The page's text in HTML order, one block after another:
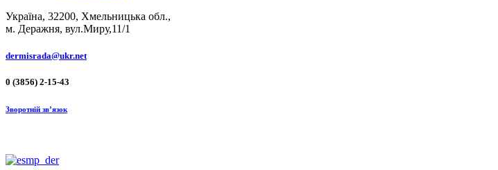
Україна, 32200, Хмельницька обл.,
м. Деражня, вул.Миру,11/1
dermisrada@ukr.net
0 (3856) 2-15-43
Зворотній зв’язок